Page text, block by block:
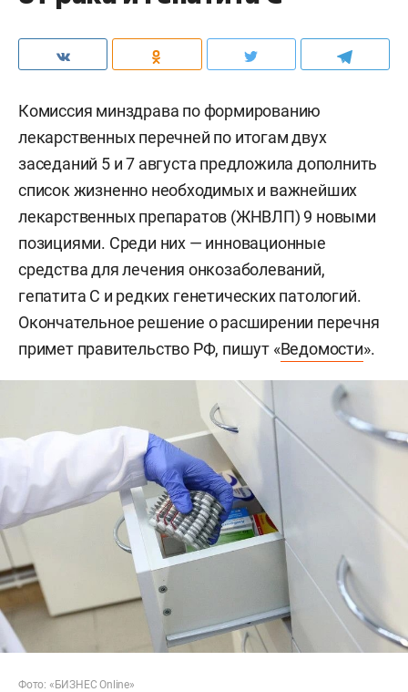
Комиссия минздрава по формированию
лекарственных перечней по итогам двух
заседаний 5 и 7 августа предложила дополнить
список жизненно необходимых и важнейших
лекарственных препаратов (ЖНВЛП) 9 новыми
позициями. Среди них — инновационные
средства для лечения онкозаболеваний,
гепатита С и редких генетических патологий.
Окончательное решение о расширении перечня
примет правительство РФ, пишут «Ведомости».
Фото: «БИЗНЕС Online»